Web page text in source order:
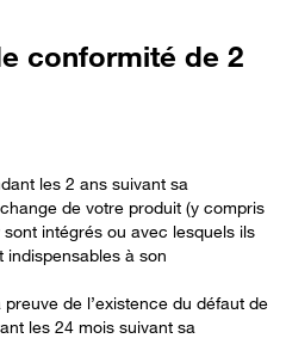
conformité de 2
les 2 ans suivant sa
de votre produit (y compris
intégrés ou avec lesquels ils
à son
de l’existence du défaut de
les 24 mois suivant sa